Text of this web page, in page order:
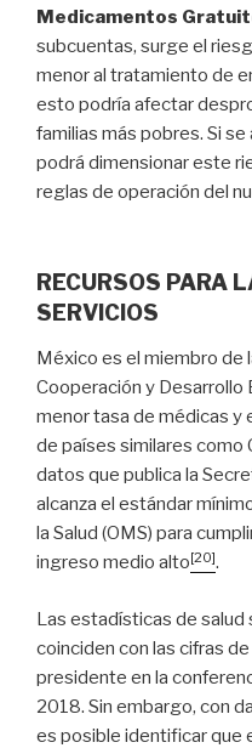
Medicamentos
subcuentas, surge el
menor al tratamiento de
esto podría afectar
familias más pobres. Si
podrá dimensionar este
reglas de operación del
RECURSOS PARA
SERVICIOS
México es el miembro de
Cooperación y Desarrollo
menor tasa de médicas y
de países similares como
datos que publica la
alcanza el estándar
la Salud (OMS) para
ingreso medio alto[20].
Las estadísticas de
coinciden con las cifras
presidente en la
2018. Sin embargo, con
es posible identificar que